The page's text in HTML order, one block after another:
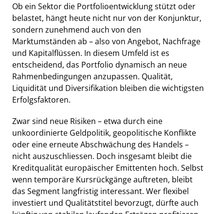
Ob ein Sektor die Portfolioentwicklung stützt oder
belastet, hängt heute nicht nur von der Konjunktur,
sondern zunehmend auch von den
Marktumständen ab – also von Angebot, Nachfrage
und Kapitalflüssen. In diesem Umfeld ist es
entscheidend, das Portfolio dynamisch an neue
Rahmenbedingungen anzupassen. Qualität,
Liquidität und Diversifikation bleiben die wichtigsten
Erfolgsfaktoren.
Zwar sind neue Risiken – etwa durch eine
unkoordinierte Geldpolitik, geopolitische Konflikte
oder eine erneute Abschwächung des Handels –
nicht auszuschliessen. Doch insgesamt bleibt die
Kreditqualität europäischer Emittenten hoch. Selbst
wenn temporäre Kursrückgänge auftreten, bleibt
das Segment langfristig interessant. Wer flexibel
investiert und Qualitätstitel bevorzugt, dürfte auch